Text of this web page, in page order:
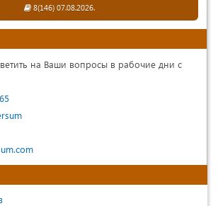
8(146) 07.08.2026.
на Ваши вопросы в рабочие дни с